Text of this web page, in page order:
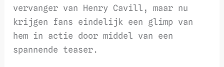
vervanger van Henry Cavill, maar nu
krijgen fans eindelijk een glimp van
hem in actie door middel van een
spannende teaser.